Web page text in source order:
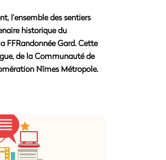
l’ensemble des sentiers
historique du
FFRandonnée Gard. Cette
de la Communauté de
Nîmes Métropole.